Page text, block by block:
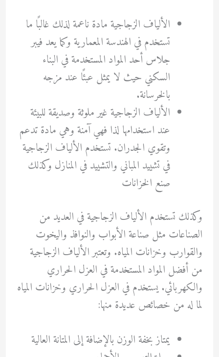
الألياف الزجاجية مادة ناعمة لذلك غالبًا ما
تستخدم في الهندسة المعمارية وكما يعد فيبر
جلاس أحد المواد المستخدمة في البناء
السكني حيث لا يمثل عبئًا عند مزجه
بالخرسانة.
الألياف الزجاجية غير ملوثة وصديقة للبيئة
عند استخدامها لذا فهي آمنة وهي مادة تدعم
وتقوي الجدران. تستخدم الألياف الزجاجية
في تشييد المباني والتشييد في المنازل وكذلك
صنع الخزانات
وكذلك تستخدم الألياف الزجاجية في العديد من
الصناعات مثل صناعة الأبواب والنوافذ واليخوت
والقوارب وخزانات المياه. وتعتبر الألياف الزجاجية
من أفضل المواد المستخدمة في العزل الحراري
والكهربائي. يستخدم في العزل الحراري وخزانات المياه
لما له من خصائص عديدة منها:
يمتاز بخفة الوزن بالإضافة إلى المتانة العالية